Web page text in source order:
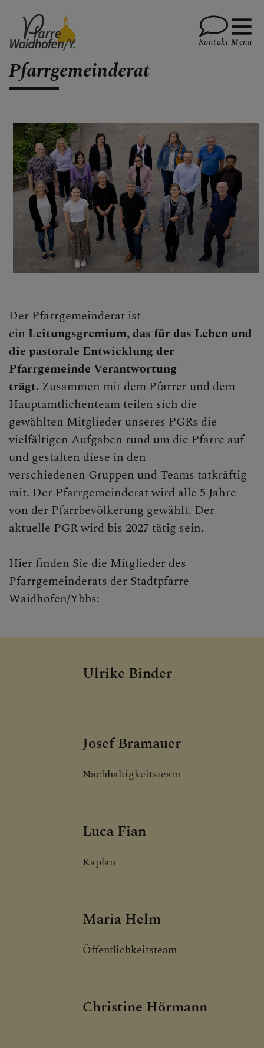
AKTUELLES
TEMINKALENDER
KONTAKT
SAKRAMENTE
PFARRTEAM
Pfarrsekretärinnen
Seelsorge
Pfarrgemeinderat
Pfarrkirchenrat
Kontakt Menü
Pfarrgemeinderat
Der Pfarrgemeinderat ist
ein Leitungsgremium, das für das Leben und
die pastorale Entwicklung der
Pfarrgemeinde Verantwortung
trägt. Zusammen mit dem Pfarrer und dem
Hauptamtlichenteam teilen sich die
gewählten Mitglieder unseres PGRs die
vielfältigen Aufgaben rund um die Pfarre auf
und gestalten diese in den
verschiedenen Gruppen und Teams tatkräftig
mit. Der Pfarrgemeinderat wird alle 5 Jahre
von der Pfarrbevölkerung gewählt. Der
aktuelle PGR wird bis 2027 tätig sein.
Hier finden Sie die Mitglieder des
Pfarrgemeinderats der Stadtpfarre
Waidhofen/Ybbs:
Ulrike Binder
Josef Bramauer
Nachhaltigkeitsteam
Luca Fian
Kaplan
Maria Helm
Öffentlichkeitsteam
Christine Hörmann